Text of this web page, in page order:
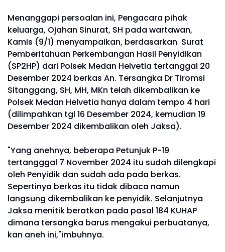
Menanggapi persoalan ini, Pengacara pihak
keluarga, Ojahan Sinurat, SH pada wartawan,
Kamis (9/1) menyampaikan, berdasarkan Surat
Pemberitahuan Perkembangan Hasil Penyidikan
(SP2HP) dari Polsek Medan Helvetia tertanggal 20
Desember 2024 berkas An. Tersangka Dr Tiromsi
Sitanggang, SH, MH, MKn telah dikembalikan ke
Polsek Medan Helvetia hanya dalam tempo 4 hari
(dilimpahkan tgl 16 Desember 2024, kemudian 19
Desember 2024 dikembalikan oleh Jaksa).
"Yang anehnya, beberapa Petunjuk P-19
tertangggal 7 November 2024 itu sudah dilengkapi
oleh Penyidik dan sudah ada pada berkas.
Sepertinya berkas itu tidak dibaca namun
langsung dikembalikan ke penyidik. Selanjutnya
Jaksa menitik beratkan pada pasal 184 KUHAP
dimana tersangka barus mengakui perbuatanya,
kan aneh ini,"imbuhnya.